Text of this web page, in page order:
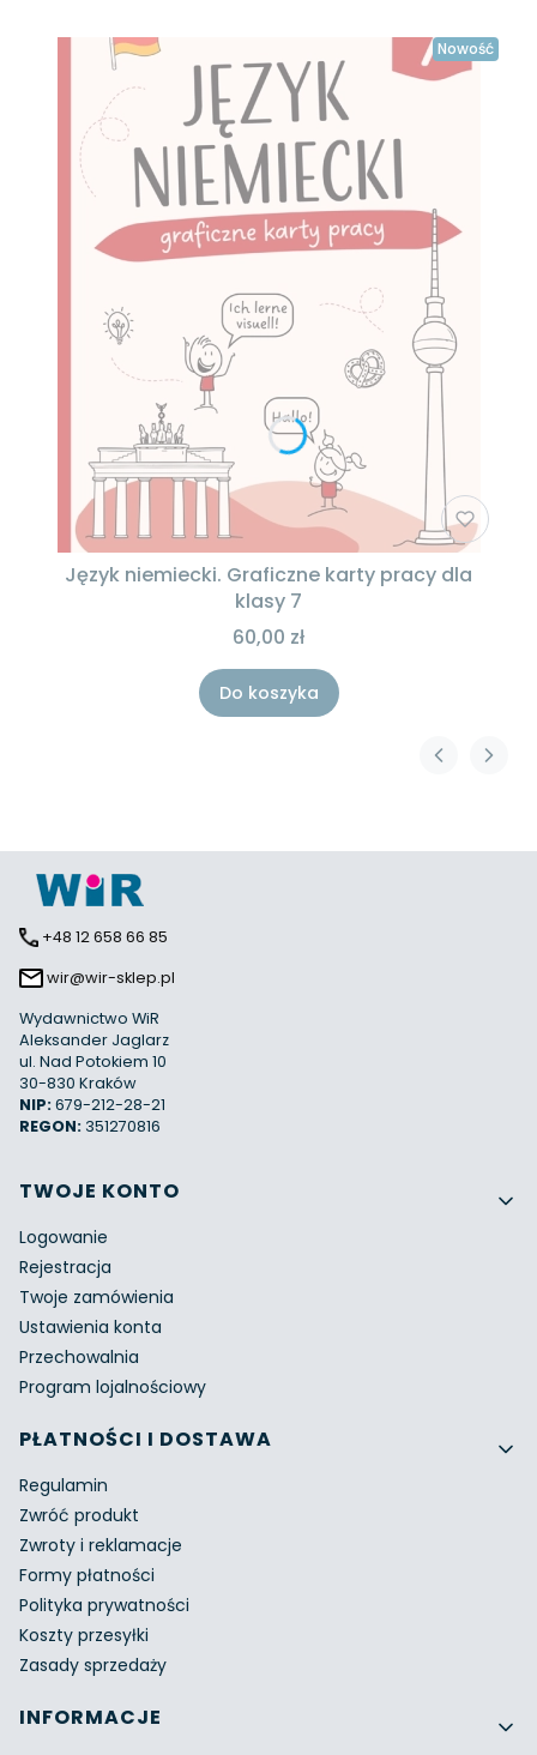
Nowość
Język niemiecki. Graficzne karty pracy dla
klasy 7
60,00 zł
Do koszyka
+48 12 658 66 85
wir@wir-sklep.pl
Wydawnictwo WiR
Aleksander Jaglarz
ul. Nad Potokiem 10
30-830 Kraków
NIP:679-212-28-21
REGON: 351270816
Linki w stopce
TWOJE KONTO
Logowanie
Rejestracja
Twoje zamówienia
Ustawienia konta
Przechowalnia
Program lojalnościowy
PŁATNOŚCI I DOSTAWA
Regulamin
Zwróć produkt
Zwroty i reklamacje
Formy płatności
Polityka prywatności
Koszty przesyłki
Zasady sprzedaży
INFORMACJE